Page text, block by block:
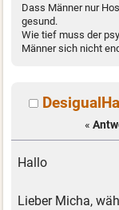
Dass Männer nur
gesund.
Wie tief muss der
Männer sich nicht
«
Hallo
Lieber Micha,